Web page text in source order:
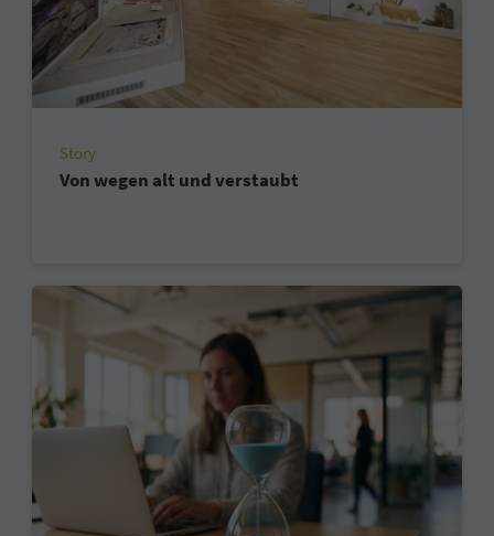
Story
Von wegen alt und verstaubt